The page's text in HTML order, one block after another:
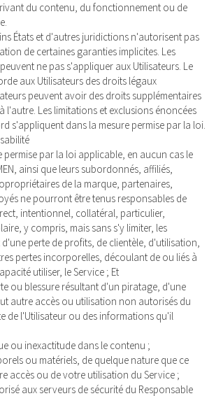
du contenu, du fonctionnement ou de
États et d'autres juridictions n'autorisent pas
de certaines garanties implicites. Les
ne pas s'appliquer aux Utilisateurs. Le
aux Utilisateurs des droits légaux
peuvent avoir des droits supplémentaires
l'autre. Les limitations et exclusions énoncées
s'appliquent dans la mesure permise par la loi.
permise par la loi applicable, en aucun cas le
ainsi que leurs subordonnés, affiliés,
de la marque, partenaires,
ne pourront être tenus responsables de
intentionnel, collatéral, particulier,
y compris, mais sans s'y limiter, les
perte de profits, de clientèle, d'utilisation,
pertes incorporelles, découlant de ou liés à
utiliser, le Service ; Et
ou blessure résultant d'un piratage, d'une
autre accès ou utilisation non autorisés du
de l'Utilisateur ou des informations qu'il
ou inexactitude dans le contenu ;
ou matériels, de quelque nature que ce
accès ou de votre utilisation du Service ;
aux serveurs de sécurité du Responsable